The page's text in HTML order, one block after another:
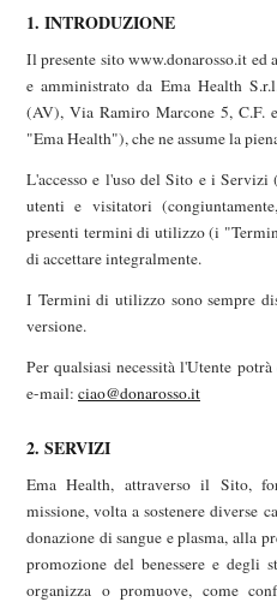
1. INTRODUZIONE
Il presente sito www.donarosso.it
e amministrato da Ema Health
(AV), Via Ramiro Marcone 5, C.F.
"Ema Health"), che ne assume la
L'accesso e l'uso del Sito e i
utenti e visitatori
presenti termini di utilizzo (i
di accettare integralmente.
I Termini di utilizzo sono sempre
versione.
Per qualsiasi necessità l'Utente
e-mail: ciao@donarosso.it
2. SERVIZI
Ema Health, attraverso il Sito,
missione, volta a sostenere diverse
donazione di sangue e plasma, alla
promozione del benessere e
organizza o promuove, come